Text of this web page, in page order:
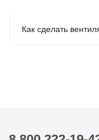
Как сделать